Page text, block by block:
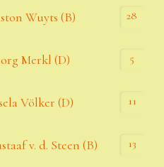
Wuyts (B) 28
Merkl (D) 5
Völker (D) 11
v. d. Steen (B) 13